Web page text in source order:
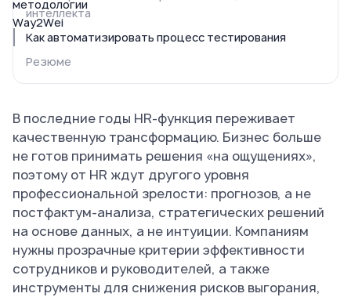
В последние годы HR-функция переживает
качественную трансформацию. Бизнес больше
не готов принимать решения «на ощущениях»,
поэтому от HR ждут другого уровня
профессиональной зрелости: прогнозов, а не
постфактум-анализа, стратегических решений
на основе данных, а не интуиции. Компаниям
нужны прозрачные критерии эффективности
сотрудников и руководителей, а также
инструменты для снижения рисков выгорания,
интеллекта
Как автоматизировать процесс тестирования
Резюме